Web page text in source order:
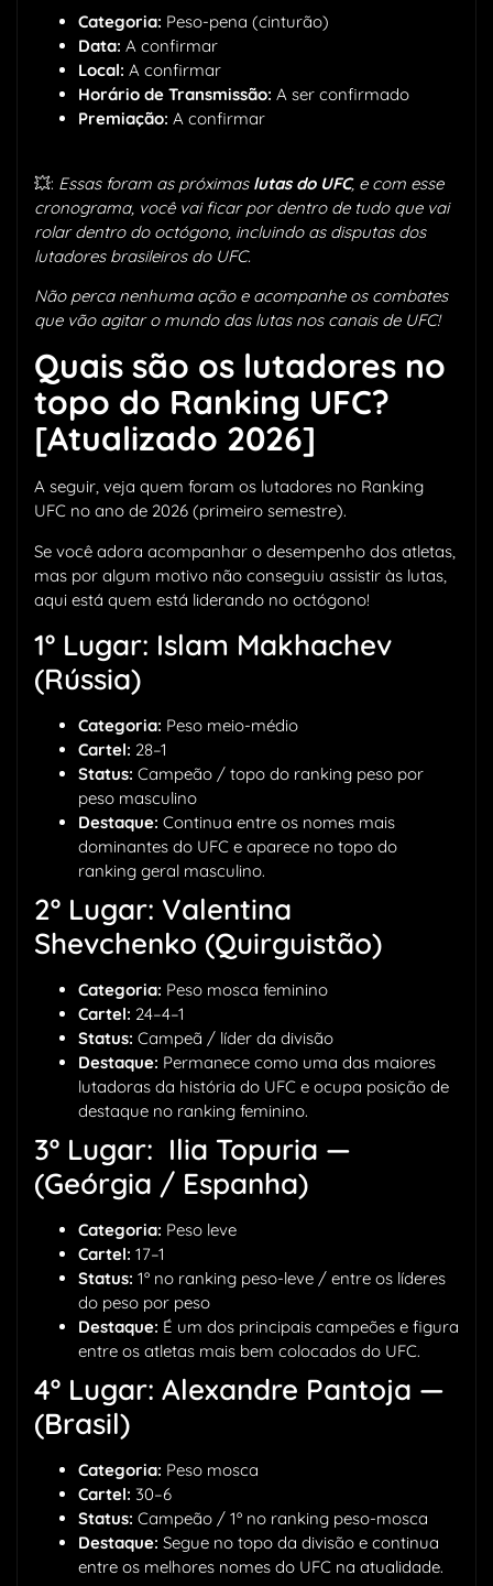
Categoria: Peso-pena (cinturão)
Data: A confirmar
Local: A confirmar
Horário de Transmissão: A ser confirmado
Premiação: A confirmar
💥: Essas foram as próximas lutas do UFC, e com esse
cronograma, você vai ficar por dentro de tudo que vai
rolar dentro do octógono, incluindo as disputas dos
lutadores brasileiros do UFC.
Não perca nenhuma ação e acompanhe os combates
que vão agitar o mundo das lutas nos canais de UFC!
Quais são os lutadores no
topo do Ranking UFC?
[Atualizado 2026]
A seguir, veja quem foram os lutadores no Ranking
UFC no ano de 2026 (primeiro semestre).
Se você adora acompanhar o desempenho dos atletas,
mas por algum motivo não conseguiu assistir às lutas,
aqui está quem está liderando no octógono!
1º Lugar: Islam Makhachev
(Rússia)
Categoria: Peso meio-médio
Cartel: 28–1
Status: Campeão / topo do ranking peso por
peso masculino
Destaque: Continua entre os nomes mais
dominantes do UFC e aparece no topo do
ranking geral masculino.
2º Lugar: Valentina
Shevchenko (Quirguistão)
Categoria: Peso mosca feminino
Cartel: 24–4–1
Status: Campeã / líder da divisão
Destaque: Permanece como uma das maiores
lutadoras da história do UFC e ocupa posição de
destaque no ranking feminino.
3º Lugar: Ilia Topuria —
(Geórgia / Espanha)
Categoria: Peso leve
Cartel: 17–1
Status: 1º no ranking peso-leve / entre os líderes
do peso por peso
Destaque: É um dos principais campeões e figura
entre os atletas mais bem colocados do UFC.
4º Lugar: Alexandre Pantoja —
(Brasil)
Categoria: Peso mosca
Cartel: 30–6
Status: Campeão / 1º no ranking peso-mosca
Destaque: Segue no topo da divisão e continua
entre os melhores nomes do UFC na atualidade.